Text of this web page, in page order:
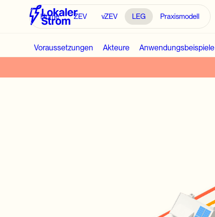
Home ZEV vZEV LEG Praxismodell
Voraussetzungen Akteure Anwendungsbeispiele